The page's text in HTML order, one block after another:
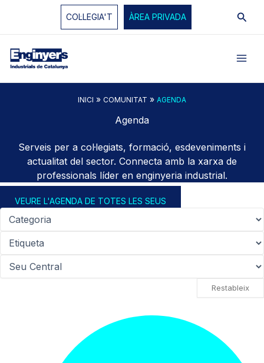
COL·LEGIA'T ÀREA PRIVADA
INICI » COMUNITAT » AGENDA
Agenda
Serveis per a col·legiats, formació, esdeveniments i
actualitat del sector. Connecta amb la xarxa de
professionals líder en enginyeria industrial.
VEURE L'AGENDA DE TOTES LES SEUS
Restableix